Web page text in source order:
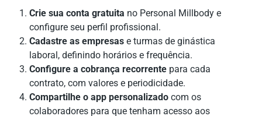
Crie sua conta gratuita no Personal Millbody e
configure seu perfil profissional.
Cadastre as empresas e turmas de ginástica
laboral, definindo horários e frequência.
Configure a cobrança recorrente para cada
contrato, com valores e periodicidade.
Compartilhe o app personalizado com os
colaboradores para que tenham acesso aos